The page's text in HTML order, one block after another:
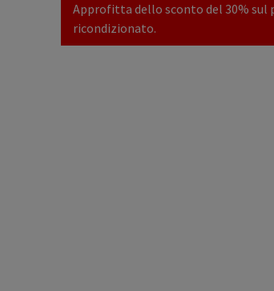
Approfitta dello sconto del 30% sul
ricondizionato.